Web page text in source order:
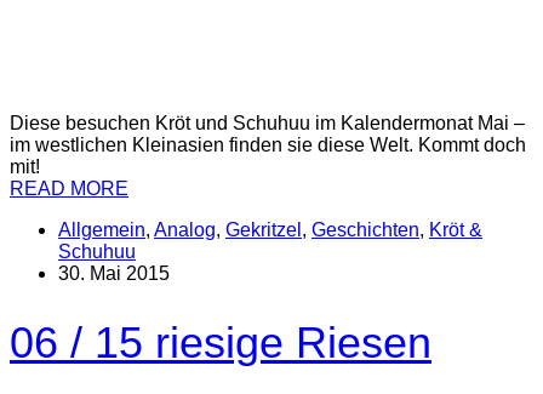
Diese besuchen Kröt und Schuhuu im Kalendermonat Mai –
im westlichen Kleinasien finden sie diese Welt. Kommt doch
mit!
READ MORE
Allgemein, Analog, Gekritzel , Geschichten, Kröt &
Schuhuu
30. Mai 2015
06 / 15 riesige Riesen